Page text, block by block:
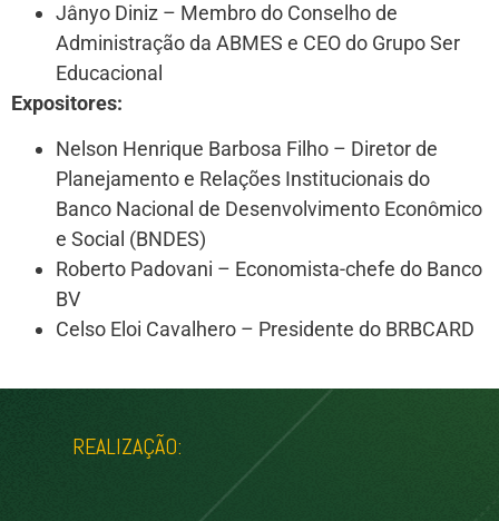
Jânyo Diniz – Membro do Conselho de
Administração da ABMES e CEO do Grupo Ser
Educacional
Expositores:
Nelson Henrique Barbosa Filho – Diretor de
Planejamento e Relações Institucionais do
Banco Nacional de Desenvolvimento Econômico
e Social (BNDES)
Roberto Padovani – Economista-chefe do Banco
BV
Celso Eloi Cavalhero – Presidente do BRBCARD
REALIZAÇÃO: